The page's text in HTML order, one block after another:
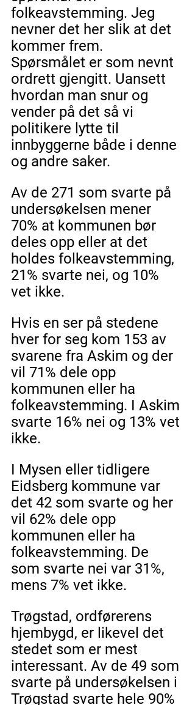
folkeavstemming. Jeg
nevner det her slik at det
kommer frem.
Spørsmålet er som nevnt
ordrett gjengitt. Uansett
hvordan man snur og
vender på det så vi
politikere lytte til
innbyggerne både i denne
og andre saker.
Av de 271 som svarte på
undersøkelsen mener
70% at kommunen bør
deles opp eller at det
holdes folkeavstemming,
21% svarte nei, og 10%
vet ikke.
Hvis en ser på stedene
hver for seg kom 153 av
svarene fra Askim og der
vil 71% dele opp
kommunen eller ha
folkeavstemming. I Askim
svarte 16% nei og 13% vet
ikke.
I Mysen eller tidligere
Eidsberg kommune var
det 42 som svarte og her
vil 62% dele opp
kommunen eller ha
folkeavstemming. De
som svarte nei var 31%,
mens 7% vet ikke.
Trøgstad, ordførerens
hjembygd, er likevel det
stedet som er mest
interessant. Av de 49 som
svarte på undersøkelsen i
Trøgstad svarte hele 90%